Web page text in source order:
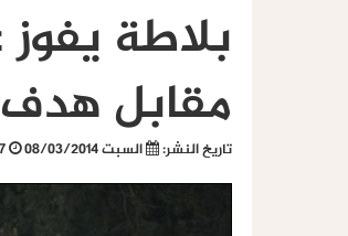
بلاطة
مقابل هدف
تاريخ النشر: السبت 08/03/2014